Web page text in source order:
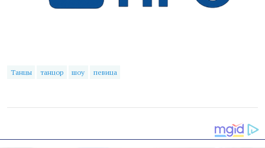
Танцы танцор шоу певица